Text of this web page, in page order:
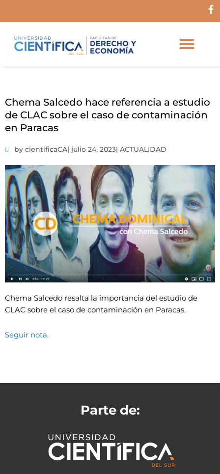
F
Chema Salcedo hace referencia a estudio
de CLAC sobre el caso de contaminación
en Paracas
by cientificaCA| julio 24, 2023| ACTUALIDAD
Chema Salcedo resalta la importancia del estudio de
CLAC sobre el caso de contaminación en Paracas.
Seguir nota.
Parte de: